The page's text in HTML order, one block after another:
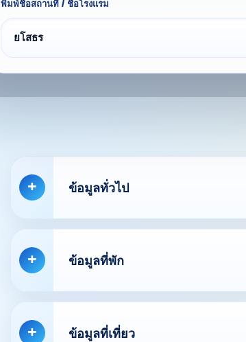
พิมพ์ชื่อสถานที่ / ชื่อโรงแรม
ข้อมูลทั่วไป
ข้อมูลที่พัก
ข้อมูลที่เที่ยว